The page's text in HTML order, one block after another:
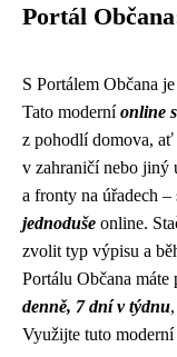
Portál
S Portálem Občana
Tato moderníonline
z pohodlí domova, ať
v zahraničí nebo jiný
a fronty na úřadech
jednoduše online.
zvolit typ výpisu a
Portálu Občana
denně, 7 dní v týdnu
Využijte tuto moderní